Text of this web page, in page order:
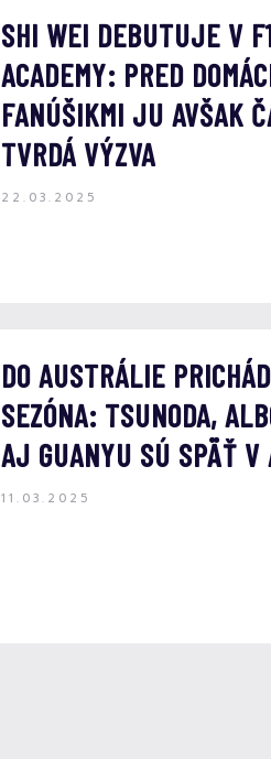
SHI WEI DEBUTUJE V
ACADEMY: PRED
FANÚŠIKMI JU AVŠAK
TVRDÁ VÝZVA
22.03.2025
DO AUSTRÁLIE
SEZÓNA: TSUNODA,
AJ GUANYU SÚ SPÄŤ V
11.03.2025